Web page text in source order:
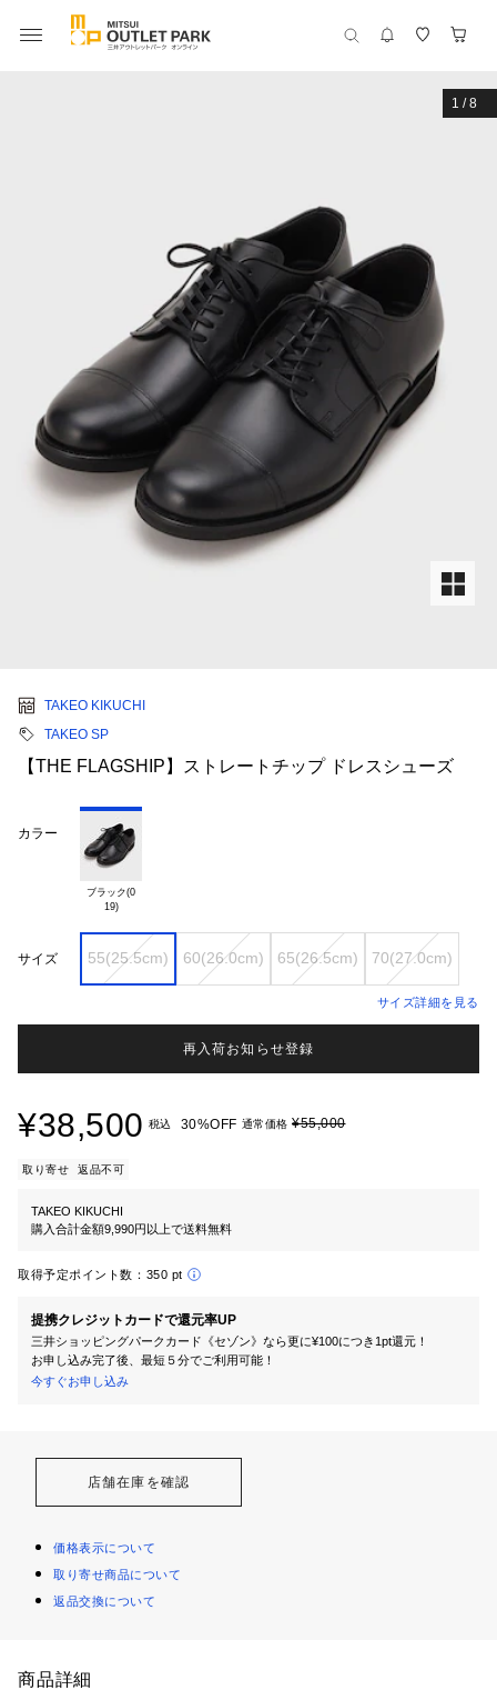
1 /8
TAKEO KIKUCHI
TAKEO SP
【THE FLAGSHIP】ストレートチップ ドレスシューズ
カラー
ブラック(0
19)
サイズ 55(25.5cm) 60(26.0cm) 65(26.5cm) 70(27.0cm)
サイズ詳細を見る
再入荷お知らせ登録
¥38,500 税込 30%OFF 通常価格 ¥55,000
取り寄せ 返品不可
TAKEO KIKUCHI
購入合計金額9,990円以上で送料無料
取得予定ポイント数： 350 pt
提携クレジットカードで還元率UP
三井ショッピングパークカード《セゾン》なら更に¥100につき1pt還元！
お申し込み完了後、最短５分でご利用可能！
今すぐお申し込み
店舗在庫を確認
価格表示について
取り寄せ商品について
返品交換について
商品詳細